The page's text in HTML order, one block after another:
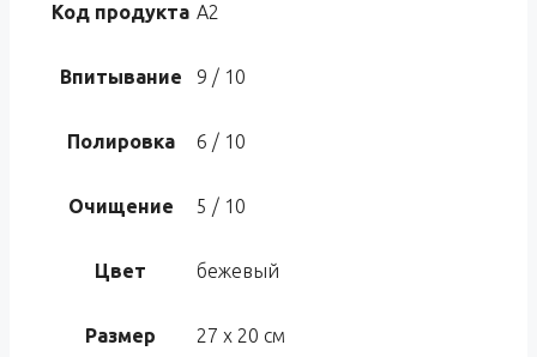
Код продукта A2
Впитывание 9 / 10
Полировка 6 / 10
Очищение 5 / 10
Цвет бежевый
Размер 27 x 20 см